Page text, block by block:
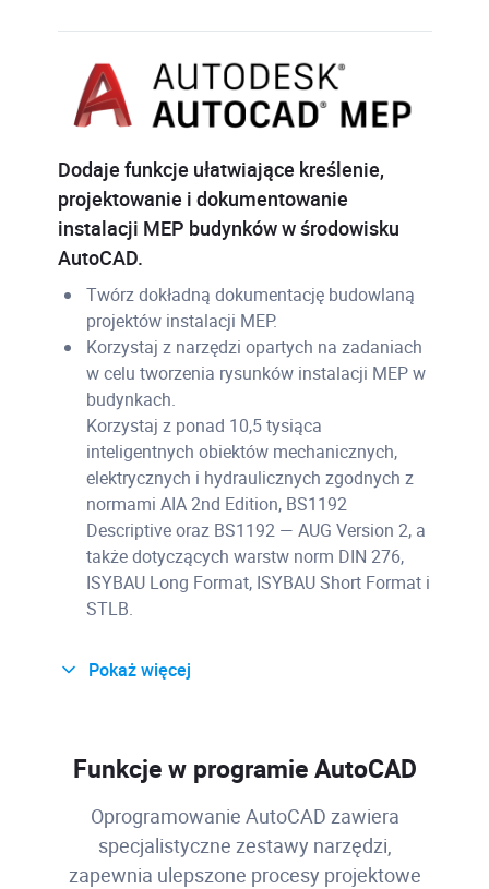
Dodaje funkcje ułatwiające kreślenie,
projektowanie i dokumentowanie
instalacji MEP budynków w środowisku
AutoCAD.
Twórz dokładną dokumentację budowlaną
projektów instalacji MEP.
Korzystaj z narzędzi opartych na zadaniach
w celu tworzenia rysunków instalacji MEP w
budynkach.
Korzystaj z ponad 10,5 tysiąca
inteligentnych obiektów mechanicznych,
elektrycznych i hydraulicznych zgodnych z
normami AIA 2nd Edition, BS1192
Descriptive oraz BS1192 — AUG Version 2, a
także dotyczących warstw norm DIN 276,
ISYBAU Long Format, ISYBAU Short Format i
STLB.
Dodaje funkcje ułatwiające tworzenie
schematów orurowania i oprzyrządowania,
a następnie ich integrowanie z modelem
3D procesów technologicznych.
Pokaż więcej
Funkcje w programie AutoCAD
Oprogramowanie AutoCAD zawiera
specjalistyczne zestawy narzędzi,
zapewnia ulepszone procesy projektowe